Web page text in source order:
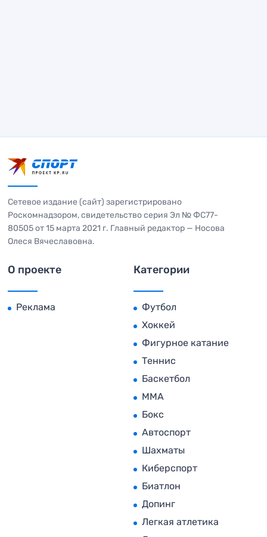
Сетевое издание (сайт) зарегистрировано
Роскомнадзором, свидетельство серия Эл № ФС77-
80505 от 15 марта 2021 г. Главный редактор — Носова
Олеся Вячеславовна.
О проекте
Реклама
Категории
Футбол
Хоккей
Фигурное катание
Теннис
Баскетбол
MMA
Бокс
Автоспорт
Шахматы
Киберспорт
Биатлон
Допинг
Легкая атлетика